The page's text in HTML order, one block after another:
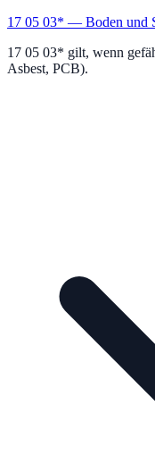
17 05 03* — Boden und
17 05 03* gilt, wenn
Asbest, PCB).